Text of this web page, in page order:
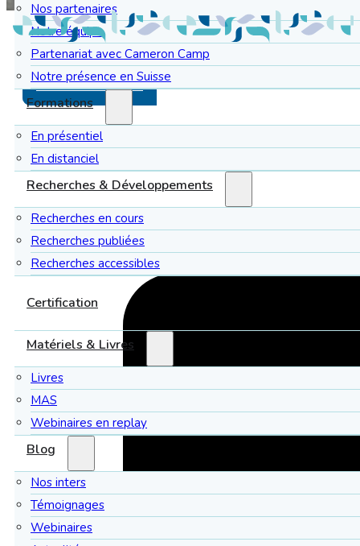
Nos partenaires
Notre équipe
Partenariat avec Cameron Camp
Notre présence en Suisse
Formations
En présentiel
En distanciel
Recherches & Développements
Recherches en cours
Recherches publiées
Recherches accessibles
Certification
Matériels & Livres
Livres
MAS
Webinaires en replay
Blog
Nos inters
Témoignages
Webinaires
Lien vers l'article